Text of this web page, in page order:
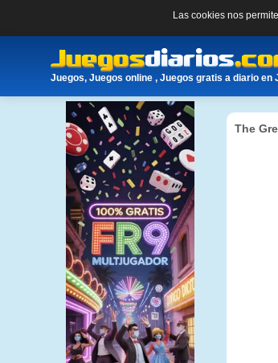
Las cookies nos
Juegos, Juegos online , Juegos gratis a diario en
The